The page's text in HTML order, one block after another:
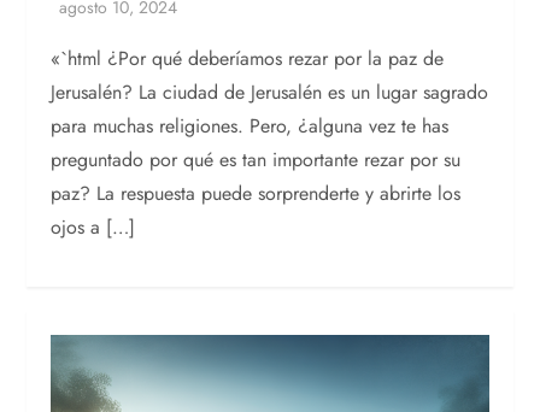
«`html ¿Por qué deberíamos rezar por la paz de
Jerusalén? La ciudad de Jerusalén es un lugar sagrado
para muchas religiones. Pero, ¿alguna vez te has
preguntado por qué es tan importante rezar por su
paz? La respuesta puede sorprenderte y abrirte los
ojos a […]